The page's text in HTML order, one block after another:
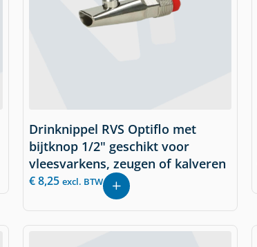
Drinknippel RVS Optiflo met
bijtknop 1/2" geschikt voor
vleesvarkens, zeugen of kalveren
€8,25 excl. BTW